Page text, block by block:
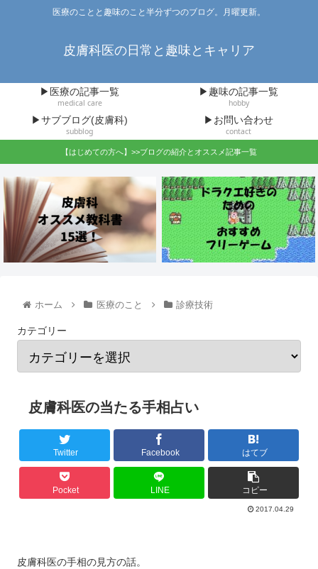
医療のことと趣味のこと半分ずつのブログ。月曜更新。
皮膚科医の日常と趣味とキャリア
▶医療の記事一覧
medical care
▶趣味の記事一覧
hobby
▶サブブログ(皮膚科)
subblog
▶お問い合わせ
contact
【はじめての方へ】>>ブログの紹介とオススメ記事一覧
ホーム 医療のこと 診療技術
カテゴリー
皮膚科医の当たる手相占い
Twitter Facebook はてブ
Pocket LINE コピー
2017.04.29
皮膚科医の手相の見方の話。